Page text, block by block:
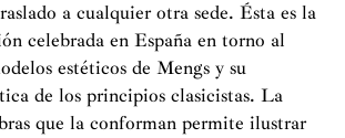
a cualquier otra sede. Ésta es la
celebrada en España en torno al
estéticos de Mengs y su
de los principios clasicistas. La
que la conforman permite ilustrar